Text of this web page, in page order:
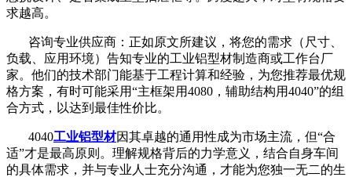
求越高。
咨询专业供应商：正如原文所建议，将您的需求（尺寸、
负载、应用环境）告知专业的工业铝型材制造商或工作台厂
家。他们的技术部门能基于工程计算和经验，为您推荐最优规
格方案，有时可能采用“主框架用4080，辅助结构用4040”的组
合方式，以达到最佳性价比。
4040工业铝型材因其卓越的通用性成为市场主流，但“合
适”才是最高原则。理解规格背后的力学意义，结合自身车间
的具体需求，并与专业人士充分沟通，才能为您独一无二的生